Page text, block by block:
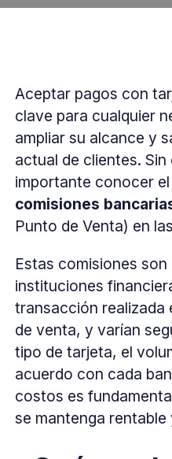
Aceptar pagos con
clave para cualquier
ampliar su alcance y
actual de clientes.
importante conocer
comisiones
Punto de Venta) en
Estas comisiones
instituciones
transacción realizada
de venta, y varían
tipo de tarjeta, el
acuerdo con cada
costos es
se mantenga